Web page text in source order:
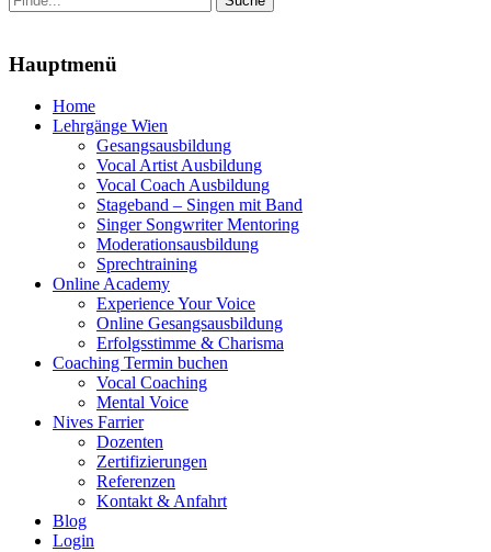
nach:
Hauptmenü
Zum
Inhalt
Home
Lehrgänge Wien
Gesangsausbildung
Vocal Artist Ausbildung
Vocal Coach Ausbildung
Stageband – Singen mit Band
Singer Songwriter Mentoring
Moderationsausbildung
Sprechtraining
Online Academy
Experience Your Voice
Online Gesangsausbildung
Erfolgsstimme & Charisma
Coaching Termin buchen
Vocal Coaching
Mental Voice
Nives Farrier
Dozenten
Zertifizierungen
Referenzen
Kontakt & Anfahrt
Blog
Login